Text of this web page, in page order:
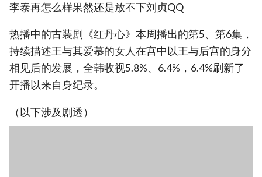
李泰再怎么样果然还是放不下刘贞QQ
热播中的古装剧《红丹心》本周播出的第5、第6集，
持续描述王与其爱慕的女人在宫中以王与后宫的身分
相见后的发展，全韩收视5.8%、6.4%，6.4%刷新了
开播以来自身纪录。
（以下涉及剧透）